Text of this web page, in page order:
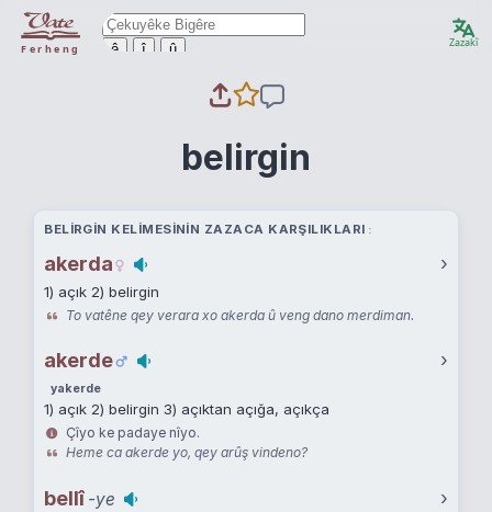
Ferheng ê î û Zazakî
belirgin
BELIRGIN KELIMESININ ZAZACA KARŞILIKLARI
akerda ›
1) açık 2) belirgin
To vatêne qey verara xo akerda û veng dano merdiman.
akerde ›
yakerde
1) açık 2) belirgin 3) açıktan açığa, açıkça
Çîyo ke padaye nîyo.
Heme ca akerde yo, qey arûş vindeno?
bellî -ye ›